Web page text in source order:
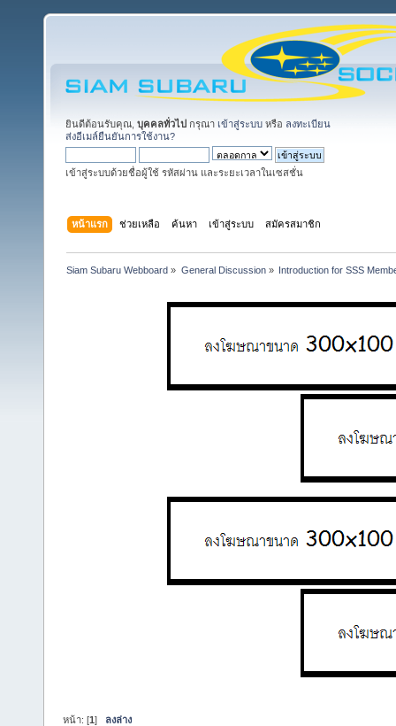
ยินดีต้อนรับคุณ, บุคคลทั่วไป กรุณา เข้าสู่ระบบ หรือ ลงทะเบียน
ส่งอีเมล์ยืนยันการใช้งาน?
เข้าสู่ระบบด้วยชื่อผู้ใช้ รหัสผ่าน และระยะเวลาในเซสชั่น
หน้าแรก ช่วยเหลือ ค้นหา เข้าสู่ระบบ สมัครสมาชิก
Siam Subaru Webboard » General Discussion» Introduction for SSS
หน้า: [1] ลงล่าง